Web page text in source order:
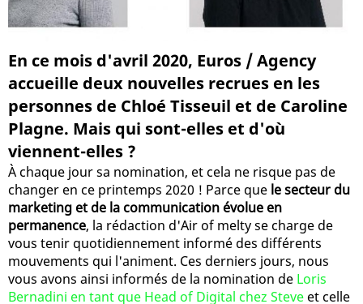
En ce mois d'avril 2020, Euros / Agency
accueille deux nouvelles recrues en les
personnes de Chloé Tisseuil et de Caroline
Plagne. Mais qui sont-elles et d'où
viennent-elles ?
À chaque jour sa nomination, et cela ne risque pas de
changer en ce printemps 2020 ! Parce que le secteur du
marketing et de la communication évolue en
permanence, la rédaction d'Air of melty se charge de
vous tenir quotidiennement informé des différents
mouvements qui l'animent. Ces derniers jours, nous
vous avons ainsi informés de la nomination de Loris
Bernadini en tant que Head of Digital chez Steve et celle